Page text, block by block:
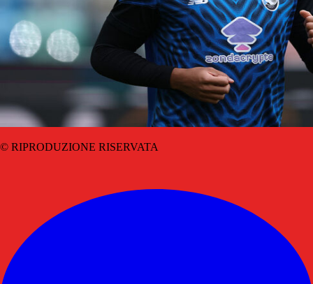
© RIPRODUZIONE RISERVATA